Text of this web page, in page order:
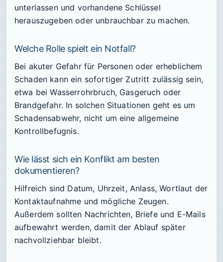
unterlassen und vorhandene Schlüssel
herauszugeben oder unbrauchbar zu machen.
Welche Rolle spielt ein Notfall?
Bei akuter Gefahr für Personen oder erheblichem
Schaden kann ein sofortiger Zutritt zulässig sein,
etwa bei Wasserrohrbruch, Gasgeruch oder
Brandgefahr. In solchen Situationen geht es um
Schadensabwehr, nicht um eine allgemeine
Kontrollbefugnis.
Wie lässt sich ein Konflikt am besten
dokumentieren?
Hilfreich sind Datum, Uhrzeit, Anlass, Wortlaut der
Kontaktaufnahme und mögliche Zeugen.
Außerdem sollten Nachrichten, Briefe und E-Mails
aufbewahrt werden, damit der Ablauf später
nachvollziehbar bleibt.